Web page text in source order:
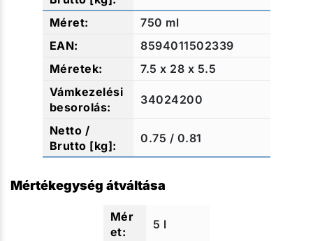
750 ml
8594011502339
7.5 x 28 x 5.5
34024200
0.75 / 0.81
Mértékegység átváltása
5 l